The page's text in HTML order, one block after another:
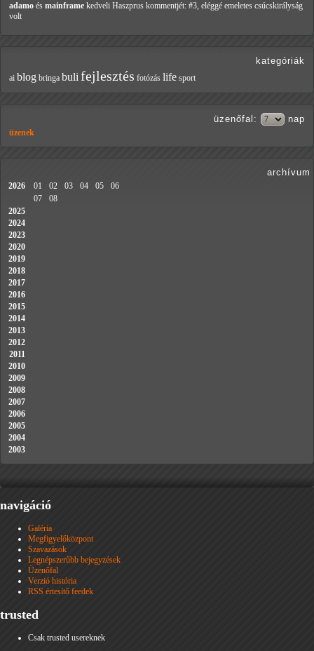
adamo és mainframe kedveli Haszprus kommentjét: #3, eléggé emeletes csúcskirályság
volt
kategóriák
ai blog bringa buli fejlesztés fotózás life sport
üzenőfal : nap
üzenek
archívum
2026 01 02 03 04 05
06
07
08
2025
2024
2023
2020
2019
2018
2017
2016
2015
2014
2013
2012
2011
2010
2009
2008
2007
2006
2005
2004
2003
navigáció
Galéria
Megfigyelőközpont
Szavazások
Legnépszerűbb bejegyzések
Üzenőfal
Verzió história
RSS értesítő feedek
trusted
Csak trusted usereknek